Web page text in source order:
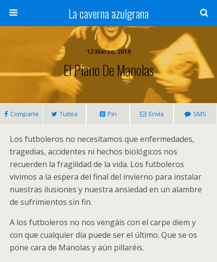
La caverna azulgrana
12 Marzo, 2019
El Piano De Manolas
Comparte Tuitea Pin Envía SMS
Los futboleros no necesitamos que enfermedades,
tragedias, accidentes ni hechos biológicos nos
recuerden la fragilidad de la vida. Los futboleros
vivimos a la espera del final del invierno para instalar
nuestras ilusiones y nuestra ansiedad en un alambre
de sufrimientos sin fin.
A los futboleros no nos vengáis con el carpe diem y
con que cualquier día puede ser el último. Que se os
pone cara de Manolas y aún pillaréis.